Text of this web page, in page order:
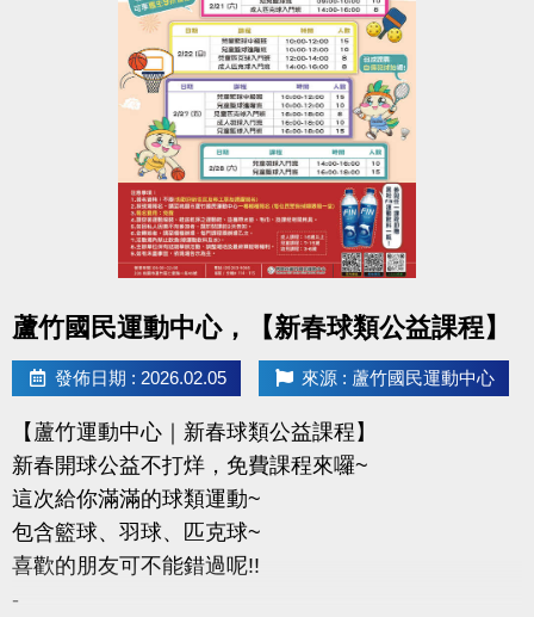
※ 場地預約時段及活動詳細規則請見活動海報內容
※ 本中心保有活動最終變更及修改之權利
※ 如有其他未盡事宜，本中心有權補充或修正
※ 折抵票劵皆有使用期限，使用時請注意並於期限內
※ 抽獎活動於1F櫃台出示消費發票，即可進行抽獎
※ 領獎時需要準備相關證件以資核銷，如不願提供素
造成不便，敬請見諒，感謝您的理解與支持
蘆竹國民運動中心 敬啟
-洽詢專線：03-2639066 #111
-官網 :
https://www.lzsports.com.tw/zh_TW/news/pageID/1/
-FB : 桃園市蘆竹國民運動中心
-IG : @luzhusports
蘆竹國民運動中心，【新春球類公益課程】
發佈日期 : 2026.02.05 來源 : 蘆竹國民運動中心
【蘆竹運動中心｜新春球類公益課程】
新春開球公益不打烊，免費課程來囉~
這次給你滿滿的球類運動~
包含籃球、羽球、匹克球~
喜歡的朋友可不能錯過呢!!
-